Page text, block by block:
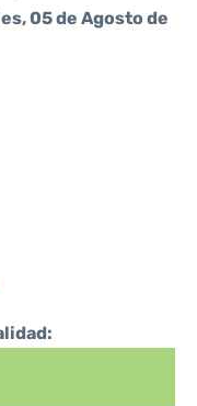
05 de Agosto de